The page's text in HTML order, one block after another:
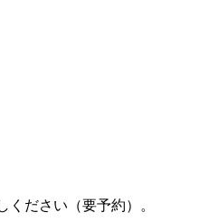
ださい（要予約）。